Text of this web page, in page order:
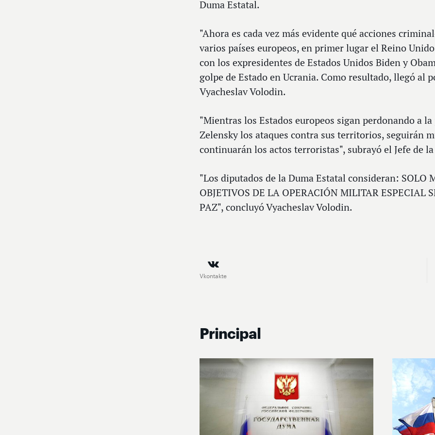
Duma Estatal.
"Ahora es cada vez más evidente qué acciones
varios países europeos, en primer lugar el Reino
con los expresidentes de Estados Unidos Biden y
golpe de Estado en Ucrania. Como resultado, llegó al
Vyacheslav Volodin.
"Mientras los Estados europeos sigan perdonando a
Zelensky los ataques contra sus territorios, seguirán
continuarán los actos terroristas", subrayó el Jefe de
"Los diputados de la Duma Estatal consideran: SOLO
OBJETIVOS DE LA OPERACIÓN MILITAR ESPECIAL
PAZ", concluyó Vyacheslav Volodin.
Vkontakte
Principal